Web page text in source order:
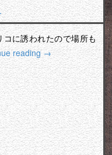
に誘われたので場所も
reading→